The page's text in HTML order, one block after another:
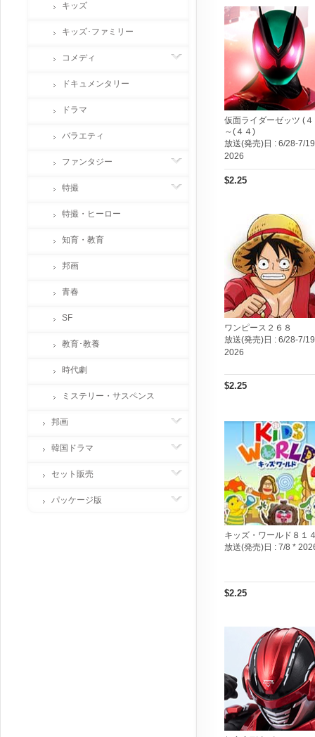
仮面ライダーゼッツ (
～(４４)
放送(発売)日 : 6/28-7/
2026
$2.25
ワンピース２６８
放送(発売)日 : 6/28-7/
2026
$2.25
キッズ・ワールド８１
放送(発売)日 : 7/8 *
$2.25
キッズ
キッズ･ファミリー
コメディ
ドキュメンタリー
ドラマ
バラエティ
ファンタジー
特撮
特撮・ヒーロー
知育・教育
邦画
青春
SF
教育･教養
時代劇
ミステリー・サスペンス
邦画
韓国ドラマ
セット販売
パッケージ版